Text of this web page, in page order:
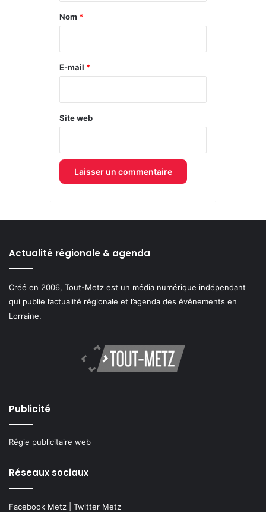
a
e
Nom *
E-mail *
Site web
Actualité régionale & agenda
Créé en 2006, Tout-Metz est un média numérique indépendant
qui publie l’actualité régionale et l’agenda des événements en
Lorraine.
Publicité
Régie publicitaire web
Réseaux sociaux
Facebook Metz Twitter Metz